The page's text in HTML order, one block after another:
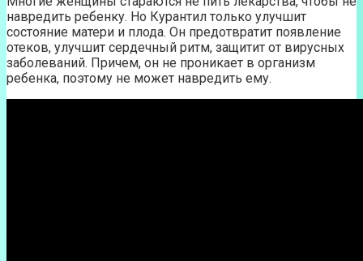
навредить ребенку. Но Курантил только улучшит
состояние матери и плода. Он предотвратит появление
отеков, улучшит сердечный ритм, защитит от вирусных
заболеваний. Причем, он не проникает в организм
ребенка, поэтому не может навредить ему.